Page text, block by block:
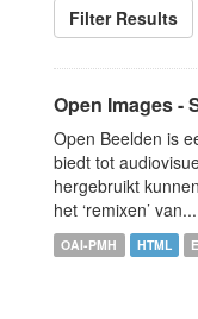
Filter Results
Open Images -
Open Beelden is
biedt tot
hergebruikt
het ‘remixen’ van...
OAI-PMH HTML